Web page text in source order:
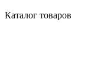
Каталог товаров